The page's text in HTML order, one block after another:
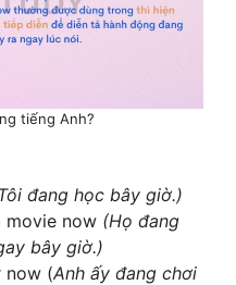
tiếng Anh?
đang học bây giờ.)
movie now (Họ đang
bây giờ.)
now (Anh ấy đang chơi